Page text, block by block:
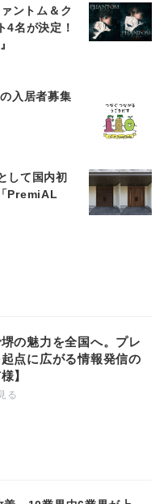
ントム＆ク
4名が決定！
入居者募集
して国内初
PremiAL
の魅力を全国へ。プレ
点に広がる情報発信の
】
る